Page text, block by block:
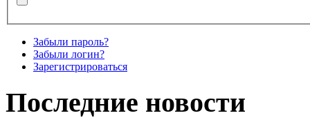
Забыли пароль?
Забыли логин?
Зарегистрироваться
Последние новости